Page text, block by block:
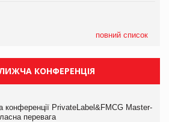
повний список
КОНФЕРЕНЦІЯ
конференції PrivateLabel&FMCG Master-
перевага